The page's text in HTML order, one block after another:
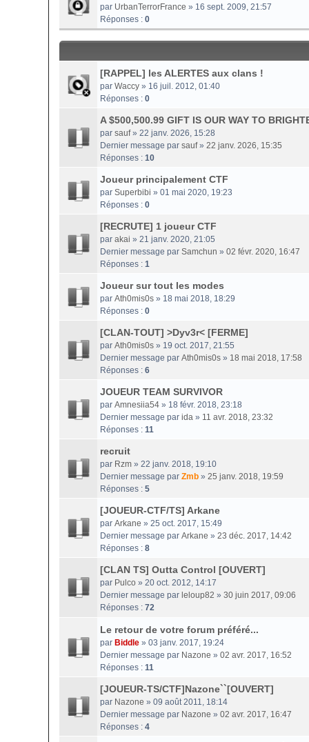
par UrbanTerrorFrance » 16 sept. 2009, 21:57
Réponses : 0
[RAPPEL] les ALERTES aux clans !
par Waccy » 16 juil. 2012, 01:40
Réponses : 0
A $500,500.99 GIFT IS OUR WAY TO
par sauf» 22 janv. 2026, 15:28
Dernier message par sauf» 22 janv. 2026, 15:35
Réponses : 10
Joueur principalement CTF
par Superbibi » 01 mai 2020, 19:23
Réponses : 0
[RECRUTE] 1 joueur CTF
par akai » 21 janv. 2020, 21:05
Dernier message par Samchun » 02 févr. 2020, 16:47
Réponses : 1
Joueur sur tout les modes
par Ath0mis0s » 18 mai 2018, 18:29
Réponses : 0
[CLAN-TOUT] >Dyv3r< [FERME]
par Ath0mis0s » 19 oct. 2017, 21:55
Dernier message par Ath0mis0s » 18 mai 2018, 17:58
Réponses : 6
JOUEUR TEAM SURVIVOR
par Amnesiia54 » 18 févr. 2018, 23:18
Dernier message par ida » 11 avr. 2018, 23:32
Réponses : 11
recruit
par Rzm » 22 janv. 2018, 19:10
Dernier message par Zmb » 25 janv. 2018, 19:59
Réponses : 5
[JOUEUR-CTF/TS] Arkane
par Arkane » 25 oct. 2017, 15:49
Dernier message par Arkane » 23 déc. 2017, 14:42
Réponses : 8
[CLAN TS] Outta Control [OUVERT]
par Pulco » 20 oct. 2012, 14:17
Dernier message par leloup82 » 30 juin 2017, 09:06
Réponses : 72
Le retour de votre forum préféré...
par Biddle » 03 janv. 2017, 19:24
Dernier message par Nazone » 02 avr. 2017, 16:52
Réponses : 11
[JOUEUR-TS/CTF]Nazone``[OUVERT]
par Nazone » 09 août 2011, 18:14
Dernier message par Nazone » 02 avr. 2017, 16:47
Réponses : 4